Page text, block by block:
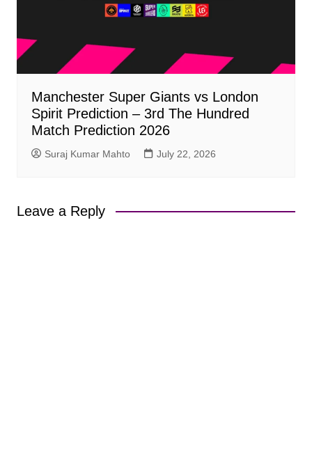
Manchester Super Giants vs London
Spirit Prediction – 3rd The Hundred
Match Prediction 2026
Suraj Kumar Mahto July 22, 2026
Leave a Reply